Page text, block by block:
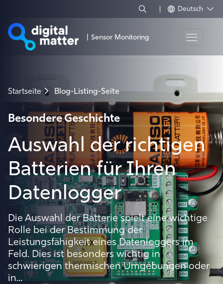
Deutsch
| Sensor Monitoring
Startseite Blog-Listing-Seite
Besondere Geschichte
Auswahl der richtigen
Batterien für Ihren
Datenlogger
Die Auswahl der Batterie spielt eine wichtige
Rolle bei der Bestimmung der
Leistungsfähigkeit eines Datenloggers im
Feld. Dies ist besonders wichtig in
schwierigen thermischen Umgebungen oder
in...